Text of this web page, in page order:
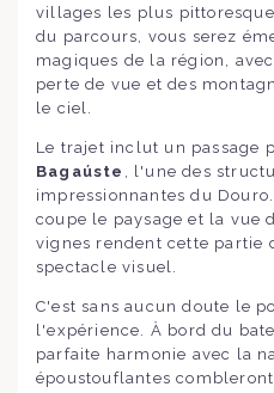
villages les plus
du parcours, vous serez
magiques de la région,
perte de vue et des
le ciel.
Le trajet inclut un passage
Bagaúste
, l'une des
impressionnantes du
coupe le paysage et la vue
vignes rendent cette partie
spectacle visuel.
C'est sans aucun doute le
l'expérience. À bord du
parfaite harmonie avec la
époustouflantes combleront